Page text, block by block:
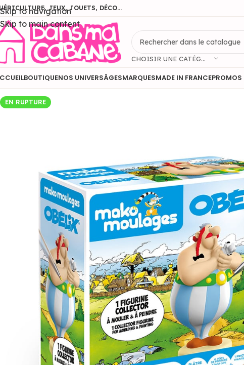
Skip to navigation
Skip to main content
JEUX, JOUETS, DÉCO...
CHOISIR UNE CATÉGORIE
BOUTIQUENOS UNIVERSÂGESMARQUESMADE IN FRANCEPROMOS
EN RUPTURE